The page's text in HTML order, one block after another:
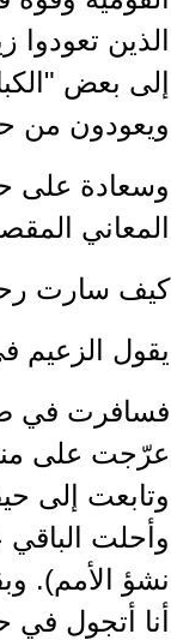
الذين
إلى بعض
ويعودون من
وسعادة على
المعاني
كيف سارت
يقول الزعيم
عرّجت على
نشؤ الأمم).
أنا أتجول في